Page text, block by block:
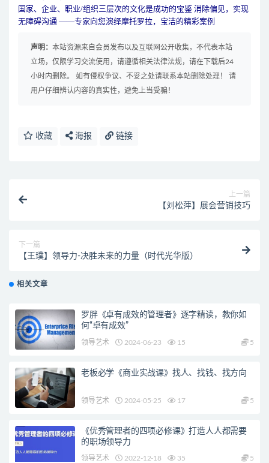
国家、企业、职业/组织三层次的文化是成功的宝鉴 消除偏见，实现
无障碍沟通 ——专家向您演绎摩托罗拉，宝洁的精彩案例
声明： 本站资源来自会员发布以及互联网公开收集，不代表本站
立场，仅限学习交流使用，请遵循相关法律法规，请在下载后24
小时内删除。 如有侵权争议、不妥之处请联系本站删除处理！ 请
用户仔细辨认内容的真实性，避免上当受骗！
收藏 海报 链接
上一篇
【刘松萍】展会营销技巧
下一篇
【王璞】领导力-决胜未来的力量（时代光华版）
相关文章
罗胖《卓有成效的管理者》逐字精读，教你如
何“卓有成效”
领导艺术 2024-06-23 15 5
老板必学《商业实战课》找人、找钱、找方向
领导艺术 2024-05-25 17 5
《优秀管理者的四项必修课》打造人人都需要
的职场领导力
领导艺术 2022-12-18 35 5